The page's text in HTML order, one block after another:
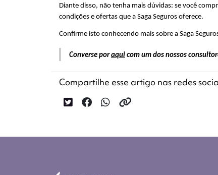
Diante disso, não tenha mais dúvidas: se você
condições e ofertas que a Saga Seguros oferece.
Confirme isto conhecendo mais sobre a Saga
Converse por aqui com um dos nossos
Compartilhe esse artigo nas redes